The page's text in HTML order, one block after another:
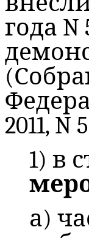
года
2011,
1) в
а)